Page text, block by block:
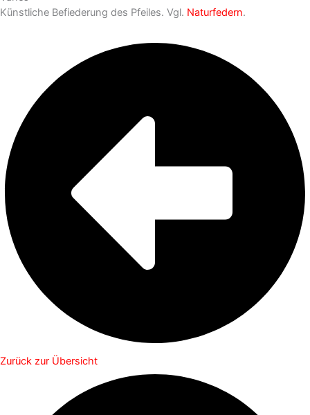
Künstliche Befiederung des Pfeiles. Vgl. Naturfedern.
Zurück zur Übersicht